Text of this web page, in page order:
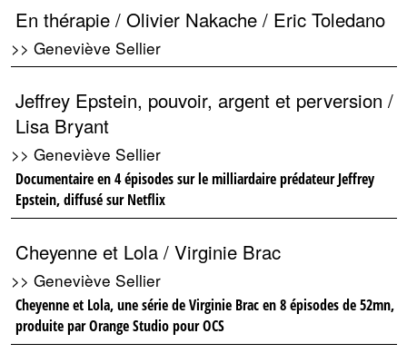
En thérapie / Olivier Nakache / Eric Toledano
>> Geneviève Sellier
Jeffrey Epstein, pouvoir, argent et perversion /
Lisa Bryant
>> Geneviève Sellier
Documentaire en 4 épisodes sur le milliardaire prédateur Jeffrey
Epstein, diffusé sur Netflix
Cheyenne et Lola / Virginie Brac
>> Geneviève Sellier
Cheyenne et Lola, une série de Virginie Brac en 8 épisodes de 52mn,
produite par Orange Studio pour OCS